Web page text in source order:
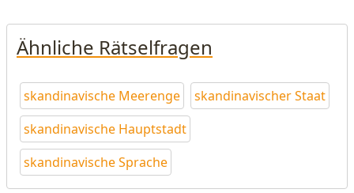
Ähnliche Rätselfragen
skandinavische Meerenge
skandinavischer Staat
skandinavische Hauptstadt
skandinavische Sprache